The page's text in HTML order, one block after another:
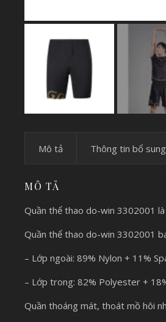
Mô tả Thông tin bổ sung
MÔ TẢ
Quần thể thao do-win 3302001
Quần thể thao do-win 3302001
– Lớp ngoài: 89% Nylon + 11%
– Lớp trong: 82% Polyester +
Quần thoáng mát, thoát mồ hôi